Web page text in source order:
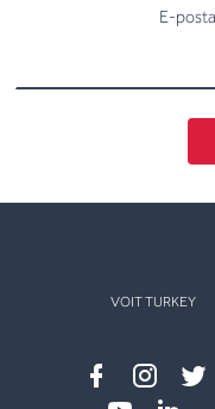
E-
VOIT TURKEY